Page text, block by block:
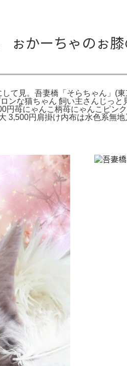
かーちゃのぉ膝
て見。吾妻橋「そらちゃん」(
ンな猫ちゃん 飼い主さんじ
円苺にゃんこ柄苺にゃんこピ
3,500円肩掛け内布は水色系無